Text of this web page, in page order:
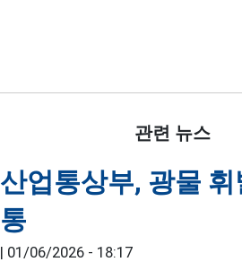
관련 뉴스
산업통상부, 광물
통
| 01/06/2026 - 18:17